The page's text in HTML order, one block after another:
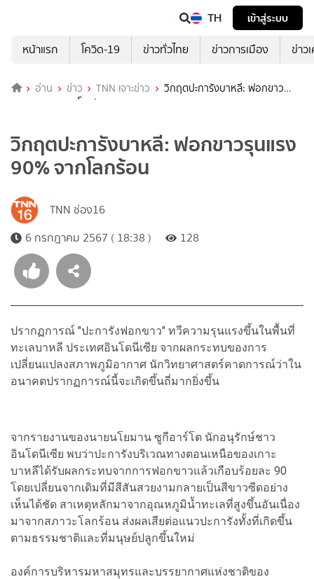
TH
เข้าสู่ระบบ
หน้าแรก
โควิด-19 ข่าวทั่วไทย ข่าวการเมือง ข่าว
อ่าน ข่าว TNN เจาะข่าว
วิกฤตปะการังบาหลี: ฟอกขาว
รุนแรง 90% จากโลกร้อน
วิกฤตปะการังบาหลี: ฟอกขาวรุนแรง
90% จากโลกร้อน
TNN ช่อง16
6 กรกฎาคม 2567 ( 18:38 )
128
ปรากฏการณ์ "ปะการังฟอกขาว" ทวีความรุนแรงขึ้นในพื้นที่
ทะเลบาหลี ประเทศอินโดนีเซีย จากผลกระทบของการ
เปลี่ยนแปลงสภาพภูมิอากาศ นักวิทยาศาสตร์คาดการณ์ว่าใน
อนาคตปรากฏการณ์นี้จะเกิดขึ้นถี่มากยิ่งขึ้น
จากรายงานของนายนโยมาน ซูกีอาร์โต นักอนุรักษ์ชาว
อินโดนีเซีย พบว่าปะการังบริเวณทางตอนเหนือของเกาะ
บาหลีได้รับผลกระทบจากการฟอกขาวแล้วเกือบร้อยละ 90
โดยเปลี่ยนจากเดิมที่มีสีสันสวยงามกลายเป็นสีขาวซีดอย่าง
เห็นได้ชัด สาเหตุหลักมาจากอุณหภูมิน้ำทะเลที่สูงขึ้นอันเนื่อง
มาจากสภาวะโลกร้อน ส่งผลเสียต่อแนวปะการังทั้งที่เกิดขึ้น
ตามธรรมชาติและที่มนุษย์ปลูกขึ้นใหม่
องค์การบริหารมหาสมุทรและบรรยากาศแห่งชาติของ